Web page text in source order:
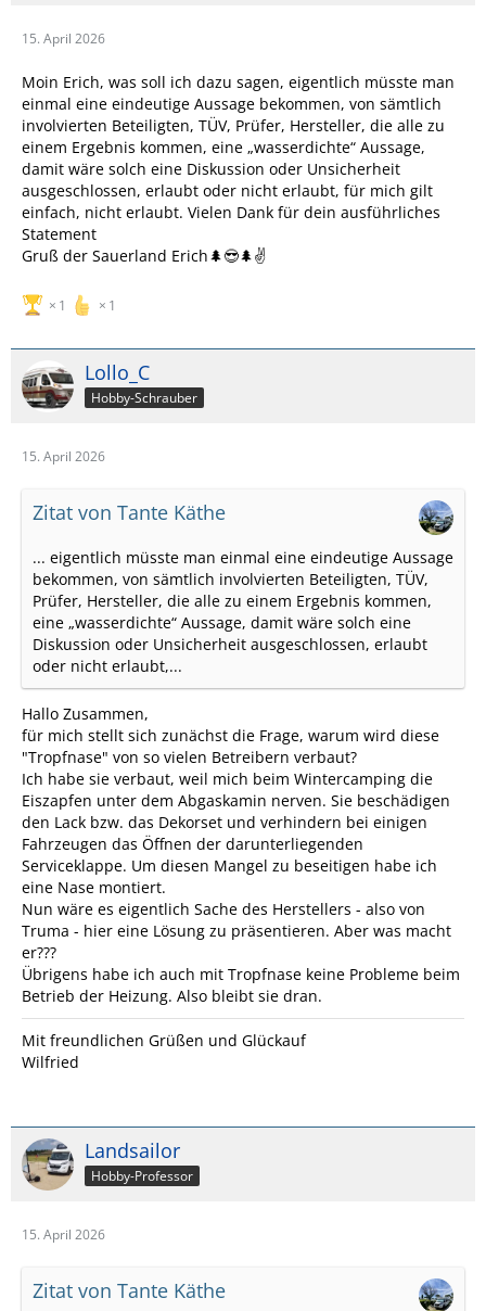
15. April 2026
Moin Erich, was soll ich dazu sagen, eigentlich müsste man
einmal eine eindeutige Aussage bekommen, von sämtlich
involvierten Beteiligten, TÜV, Prüfer, Hersteller, die alle zu
einem Ergebnis kommen, eine „wasserdichte“ Aussage,
damit wäre solch eine Diskussion oder Unsicherheit
ausgeschlossen, erlaubt oder nicht erlaubt, für mich gilt
einfach, nicht erlaubt. Vielen Dank für dein ausführliches
Statement
Gruß der Sauerland Erich🌲😎🌲✌️
1 1
Lollo_C
Hobby-Schrauber
15. April 2026
Zitat von Tante Käthe
... eigentlich müsste man einmal eine eindeutige Aussage
bekommen, von sämtlich involvierten Beteiligten, TÜV,
Prüfer, Hersteller, die alle zu einem Ergebnis kommen,
eine „wasserdichte“ Aussage, damit wäre solch eine
Diskussion oder Unsicherheit ausgeschlossen, erlaubt
oder nicht erlaubt,...
Hallo Zusammen,
für mich stellt sich zunächst die Frage, warum wird diese
"Tropfnase" von so vielen Betreibern verbaut?
Ich habe sie verbaut, weil mich beim Wintercamping die
Eiszapfen unter dem Abgaskamin nerven. Sie beschädigen
den Lack bzw. das Dekorset und verhindern bei einigen
Fahrzeugen das Öffnen der darunterliegenden
Serviceklappe. Um diesen Mangel zu beseitigen habe ich
eine Nase montiert.
Nun wäre es eigentlich Sache des Herstellers - also von
Truma - hier eine Lösung zu präsentieren. Aber was macht
er???
Übrigens habe ich auch mit Tropfnase keine Probleme beim
Betrieb der Heizung. Also bleibt sie dran.
Mit freundlichen Grüßen und Glückauf
Wilfried
Landsailor
Hobby-Professor
15. April 2026
Zitat von Tante Käthe